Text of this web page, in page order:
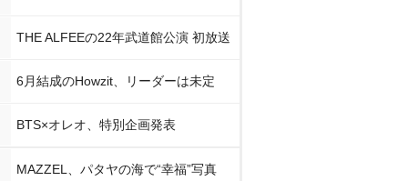
THE ALFEEの22年武道館公演 初放送
6月結成のHowzit、リーダーは未定
BTS×オレオ、特別企画発表
MAZZEL、パタヤの海で“幸福”写真